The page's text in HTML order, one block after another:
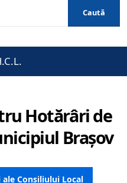
Caută
Hotărâri de
Brașov
Consiliului Local